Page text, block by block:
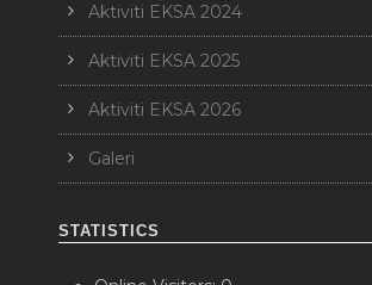
Aktiviti EKSA 2024
Aktiviti EKSA 2025
Aktiviti EKSA 2026
Galeri
STATISTICS